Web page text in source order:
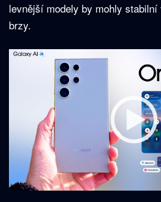
levnější modely by mohly
brzy.